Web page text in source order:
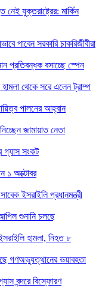
যুক্তরাষ্ট্রের: মার্কিন
পাবেন সরকারি চাকরিজীবীরা
প্রতিবন্ধক বসাচ্ছে স্পেন
থেকে সরে এলেন ট্রাম্প
পালনের আহ্বান
জামায়াত নেতা
গ্যাস সংকট
১ অক্টোবর
ইসরাইলি প্রধানমন্ত্রী
শুনানি চলছে
হামলা, নিহত ৮
গণঅভ্যুত্থানের ভয়াবহতা
বন্দরে বিস্ফোরণ